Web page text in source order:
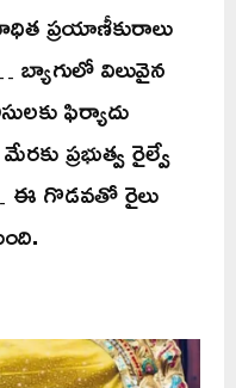
ప్రయాణీకురాలు
బ్యాగులో విలువైన
ఫిర్యాదు
ప్రభుత్వ రైల్వే
ఈ గొడవతో రైలు